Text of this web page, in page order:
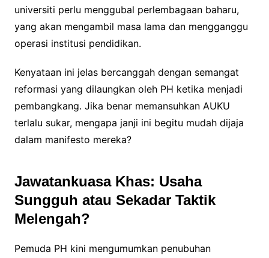
universiti perlu menggubal perlembagaan baharu,
yang akan mengambil masa lama dan mengganggu
operasi institusi pendidikan.
Kenyataan ini jelas bercanggah dengan semangat
reformasi yang dilaungkan oleh PH ketika menjadi
pembangkang. Jika benar memansuhkan AUKU
terlalu sukar, mengapa janji ini begitu mudah dijaja
dalam manifesto mereka?
Jawatankuasa Khas: Usaha
Sungguh atau Sekadar Taktik
Melengah?
Pemuda PH kini mengumumkan penubuhan